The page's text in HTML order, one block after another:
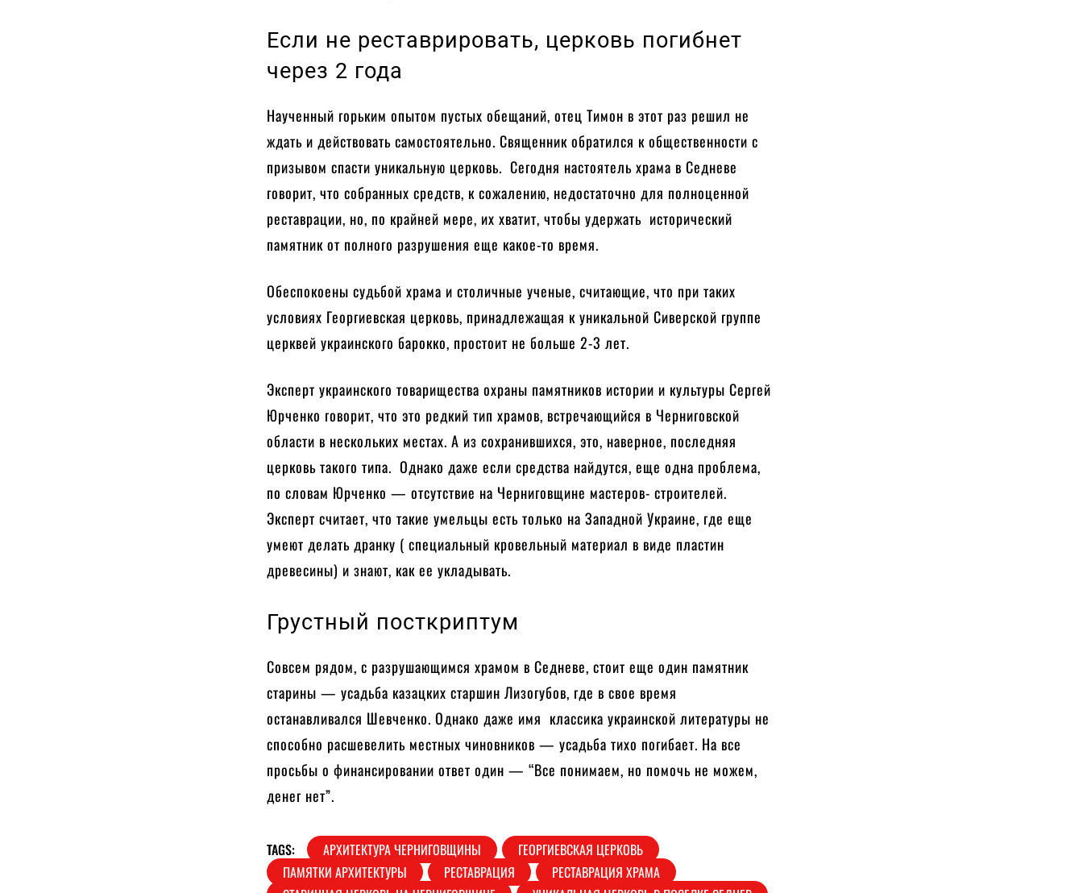
Если не реставрировать, церковь погибнет
через 2 года
Наученный горьким опытом пустых обещаний, отец Тимон в этот раз решил не
ждать и действовать самостоятельно. Священник обратился к общественности с
призывом спасти уникальную церковь. Сегодня настоятель храма в Седневе
говорит, что собранных средств, к сожалению, недостаточно для полноценной
реставрации, но, по крайней мере, их хватит, чтобы удержать исторический
памятник от полного разрушения еще какое-то время.
Обеспокоены судьбой храма и столичные ученые, считающие, что при таких
условиях Георгиевская церковь, принадлежащая к уникальной Сиверской группе
церквей украинского барокко, простоит не больше 2-3 лет.
Эксперт украинского товарищества охраны памятников истории и культуры Сергей
Юрченко говорит, что это редкий тип храмов, встречающийся в Черниговской
области в нескольких местах. А из сохранившихся, это, наверное, последняя
церковь такого типа. Однако даже если средства найдутся, еще одна проблема,
по словам Юрченко — отсутствие на Черниговщине мастеров- строителей.
Эксперт считает, что такие умельцы есть только на Западной Украине, где еще
умеют делать дранку ( специальный кровельный материал в виде пластин
древесины) и знают, как ее укладывать.
Грустный посткриптум
Совсем рядом, с разрушающимся храмом в Седневе, стоит еще один памятник
старины — усадьба казацких старшин Лизогубов, где в свое время
останавливался Шевченко. Однако даже имя классика украинской литературы не
способно расшевелить местных чиновников — усадьба тихо погибает. На все
просьбы о финансировании ответ один — “Все понимаем, но помочь не можем,
денег нет”.
TAGS: АРХИТЕКТУРА ЧЕРНИГОВЩИНЫ
ГЕОРГИЕВСКАЯ ЦЕРКОВЬ
ПАМЯТКИ АРХИТЕКТУРЫ
РЕСТАВРАЦИЯ
РЕСТАВРАЦИЯ ХРАМА